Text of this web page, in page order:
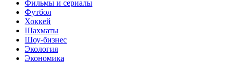
Фильмы и сериалы
Футбол
Хоккей
Шахматы
Шоу-бизнес
Экология
Экономика